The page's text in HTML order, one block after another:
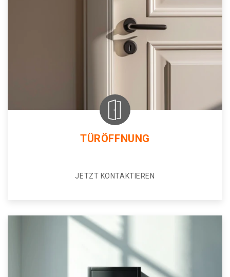
TÜRÖFFNUNG
JETZT KONTAKTIEREN